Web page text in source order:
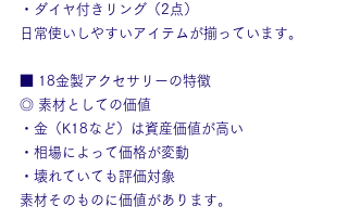
・ダイヤ付きリング（2点）
日常使いしやすいアイテムが揃っています。
■ 18金製アクセサリーの特徴
◎ 素材としての価値
・金（K18など）は資産価値が高い
・相場によって価格が変動
・壊れていても評価対象
素材そのものに価値があります。